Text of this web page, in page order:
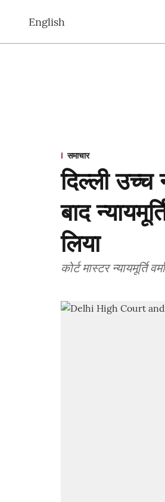
English
समाचार
दिल्ली उच्च
बाद
लिया
कोर्ट मास्टर न्यायमूर्ति